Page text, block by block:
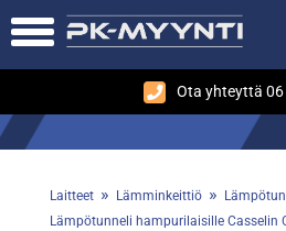
Ota yhteyttä
Laitteet » Lämminkeittiö »
Lämpötunneli hampurilaisille Casselin